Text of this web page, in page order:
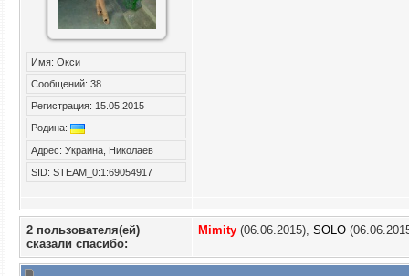
Имя: Окси
Сообщений: 38
Регистрация: 15.05.2015
Родина:
Адрес: Украина, Николаев
SID: STEAM_0:1:69054917
2 пользователя(ей)
сказали cпасибо:
Mimity (06.06.2015), SOLO